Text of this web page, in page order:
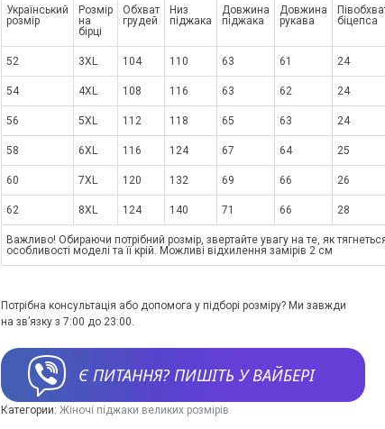
Український
розмір
Розмір
на
бірці
Обхват
грудей
Низ
піджака
Довжина
піджака
Довжина
рукава
біцепса
52 3XL 104 110 63 61 24
54 4XL 108 116 63 62 24
56 5XL 112 118 65 63 24
58 6XL 116 124 67 64 25
60 7XL 120 132 69 66 26
62 8XL 124 140 71 66 28
Важливо! Обираючи потрібний розмір, звертайте увагу на те, як
особливості моделі та її крій. Можливі відхилення замірів 2 см
Потрібна консультація або допомога у підборі розміру? Ми завжди
на зв’язку з 7:00 до 23:00.
Є ПИТАННЯ? ПИШІТЬ У ВАЙБЕРІ
Категории: Жіночі піджаки великих розмірів